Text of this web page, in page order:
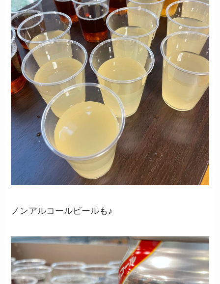
ノンアルコールビールも♪